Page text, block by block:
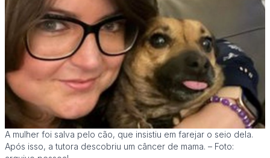
A mulher foi salva pelo cão, que insistiu em farejar o seio dela.
Após isso, a tutora descobriu um câncer de mama. – Foto: